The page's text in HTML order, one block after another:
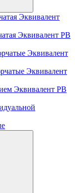
Эквивалент
Эквивалент PB
Эквивалент
Эквивалент
Эквивалент PB